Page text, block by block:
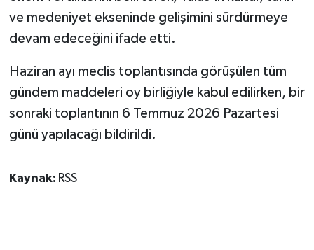
ve medeniyet ekseninde gelişimini sürdürmeye
devam edeceğini ifade etti.
Haziran ayı meclis toplantısında görüşülen tüm
gündem maddeleri oy birliğiyle kabul edilirken, bir
sonraki toplantının 6 Temmuz 2026 Pazartesi
günü yapılacağı bildirildi.
Kaynak: RSS